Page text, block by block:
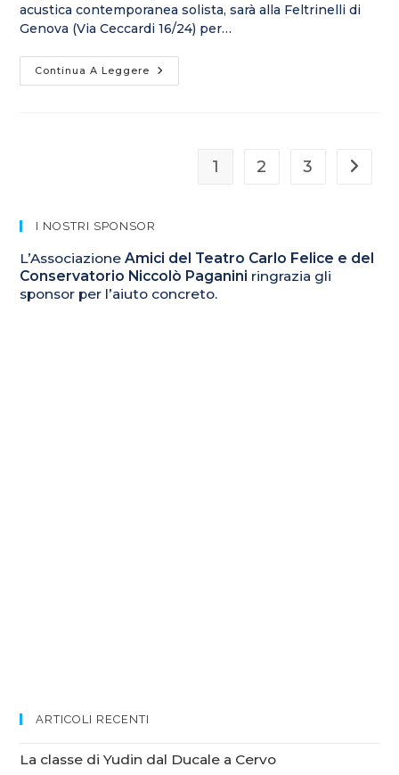
acustica contemporanea solista, sarà alla Feltrinelli di
Genova (Via Ceccardi 16/24) per…
Continua A Leggere
1 2 3
I NOSTRI SPONSOR
L’AssociazioneAmici del Teatro Carlo Felice e del
Conservatorio Niccolò Paganini ringrazia gli
sponsor per l’aiuto concreto.
ARTICOLI RECENTI
La classe di Yudin dal Ducale a Cervo